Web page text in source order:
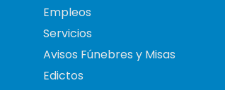
Empleos
Servicios
Avisos Fúnebres y Misas
Edictos